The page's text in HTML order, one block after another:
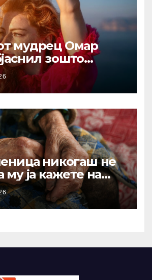
мудрец Омар
зошто
не треба да се
животот: И по
ова сè уште е
совети
никогаш не
му ја кажете на
родител?
што отвораат рани
не